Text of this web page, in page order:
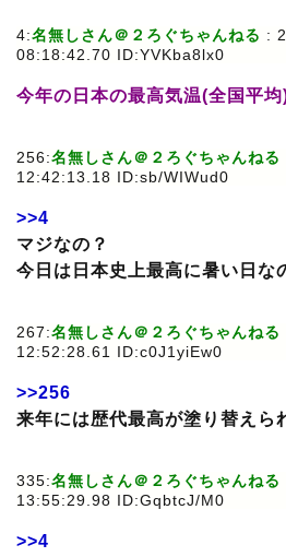
4:名無しさん＠２ろぐちゃんねる :
08:18:42.70 ID:YVKba8lx0
今年の日本の最高気温(全国平
256:名無しさん＠２ろぐちゃんねる
12:42:13.18 ID:sb/WIWud0
>>4
マジなの？
今日は日本史上最高に暑い日な
267:名無しさん＠２ろぐちゃんねる
12:52:28.61 ID:c0J1yiEw0
>>256
来年には歴代最高が塗り替えら
335:名無しさん＠２ろぐちゃんねる
13:55:29.98 ID:GqbtcJ/M0
>>4